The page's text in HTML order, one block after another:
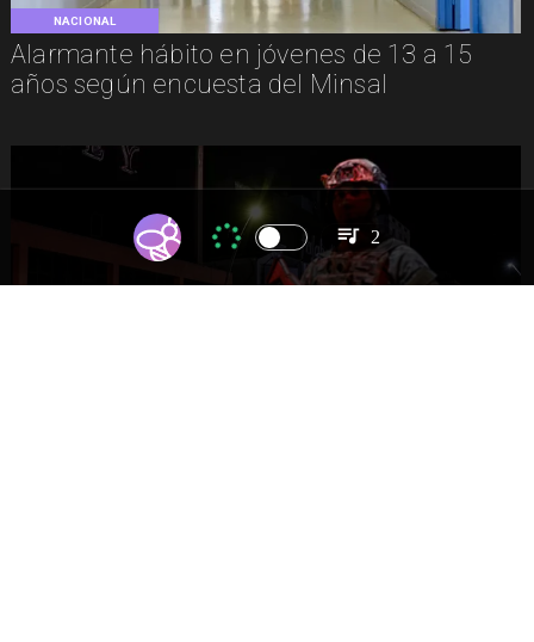
NACIONAL
Alarmante hábito en jóvenes de 13 a 15
años según encuesta del Minsal
2